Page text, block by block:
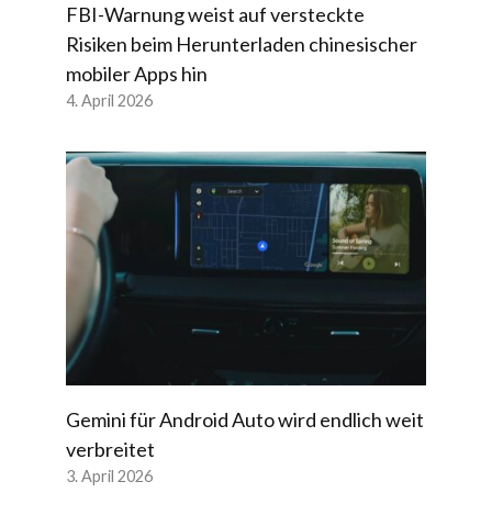
FBI-Warnung weist auf versteckte
Risiken beim Herunterladen chinesischer
mobiler Apps hin
4. April 2026
Gemini für Android Auto wird endlich weit
verbreitet
3. April 2026